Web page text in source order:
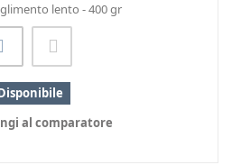
lento - 400 gr
al comparatore